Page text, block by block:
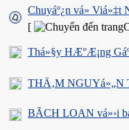
Chuyáº¿n vá»
[
Thá»§y HÆ°Æ¡ng
THÄ‚M NGUYá»„N
BÃCH LOAN vá»›i